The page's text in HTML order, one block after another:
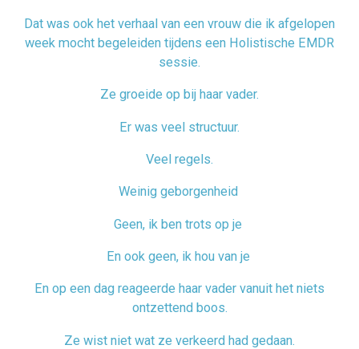
Dat was ook het verhaal van een vrouw die ik afgelopen
week mocht begeleiden tijdens een Holistische EMDR
sessie.
Ze groeide op bij haar vader.
Er was veel structuur.
Veel regels.
Weinig geborgenheid
Geen, ik ben trots op je
En ook geen, ik hou van je
En op een dag reageerde haar vader vanuit het niets
ontzettend boos.
Ze wist niet wat ze verkeerd had gedaan.